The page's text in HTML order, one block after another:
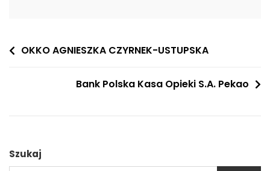
Nawigacja
OKKO AGNIESZKA CZYRNEK-USTUPSKA
Bank Polska Kasa Opieki S.A. Pekao
Szukaj